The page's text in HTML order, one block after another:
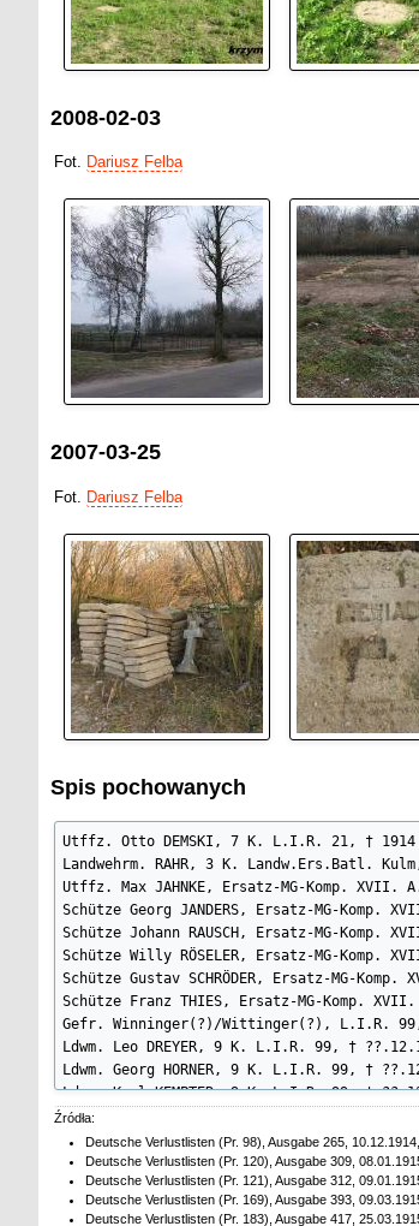
2008-02-03
Fot. Dariusz Felba
2007-03-25
Fot. Dariusz Felba
Spis pochowanych
Utffz. Otto DEMSKI, 7 K. L.I.R. 21, † 1914
Landwehrm. RAHR, 3 K. Landw.Ers.Batl.
Utffz. Max JAHNKE, Ersatz-MG-Komp. XVII.
Schütze Georg JANDERS, Ersatz-MG-Komp.
Schütze Johann RAUSCH, Ersatz-MG-Komp.
Schütze Willy RÖSELER, Ersatz-MG-Komp.
Schütze Gustav SCHRÖDER, Ersatz-MG-
Schütze Franz THIES, Ersatz-MG-Komp.
Gefr. Winninger(?)/Wittinger(?), L.I.R.
Ldwm. Leo DREYER, 9 K. L.I.R. 99, †
Ldwm. Georg HORNER, 9 K. L.I.R. 99, †
Ldwm. Karl KEMPTER, 9 K. L.I.R. 99, †
Ldwm. Teophil LINGELSER (Singelsen), 9
Landwehrm. Autkowiak vom Landw.Inf.R. 61
Utffz. Krüger vom 6. überplanm.
Landwehrm. Költsch vom Landw.Inf.R. 17
Landwehrm. Kolle vom 3. überplanm.
Źródła:
Deutsche Verlustlisten (Pr. 98), Ausgabe 265,
Deutsche Verlustlisten (Pr. 120), Ausgabe 309,
Deutsche Verlustlisten (Pr. 121), Ausgabe 312,
Deutsche Verlustlisten (Pr. 169), Ausgabe 393,
Deutsche Verlustlisten (Pr. 183), Ausgabe 417,